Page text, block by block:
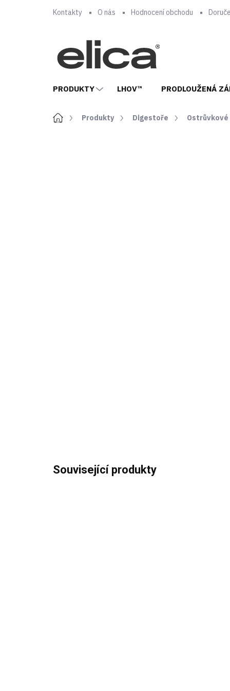
Kontakty O nás Hodnocení obchodu
PRODUKTY LHOV™ PRODLOUŽENÁ
DomůProdukty Digestoře Ostrůvkové
Související produkty